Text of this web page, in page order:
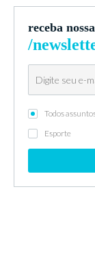
receba
/
Todos
Esporte